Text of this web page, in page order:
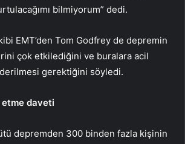
bilmiyorum” dedi.
EMT’den Tom Godfrey de depremin
çok etkilediğini ve buralara acil
gerektiğini söyledi.
etme daveti
depremden 300 binden fazla kişinin